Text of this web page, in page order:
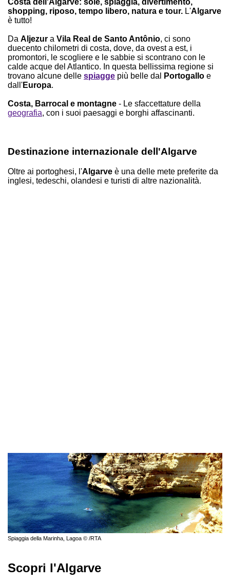
Costa dell'Algarve: sole, spiaggia, divertimento,
shopping, riposo, tempo libero, natura e tour. L'Algarve
è tutto!
Da Aljezur a Vila Real de Santo Antônio, ci sono
duecento chilometri di costa, dove, da ovest a est, i
promontori, le scogliere e le sabbie si scontrano con le
calde acque del Atlantico. In questa bellissima regione si
trovano alcune delle spiagge più belle dal Portogallo e
dall'Europa.
Costa, Barrocal e montagne - Le sfaccettature della
geografia, con i suoi paesaggi e borghi affascinanti.
Destinazione internazionale dell'Algarve
Oltre ai portoghesi, l'Algarve è una delle mete preferite da
inglesi, tedeschi, olandesi e turisti di altre nazionalità.
Spiaggia della Marinha, Lagoa © /RTA
Scopri l'Algarve